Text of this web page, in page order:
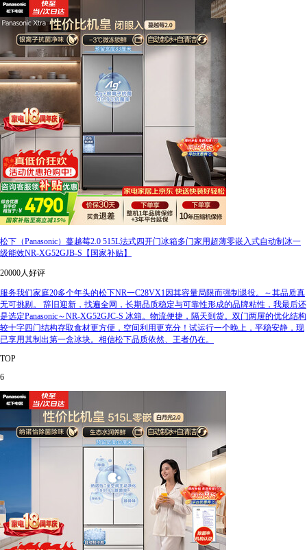
松下（Panasonic）蔓越莓2.0 515L法式四开门冰箱多门家用超薄零嵌入式自动制冰一
级能效NR-XG52GJB-S【国家补贴】
20000人好评
服务我们家庭20多个年头的松下NR一C28VX1因其容量局限而强制退役。～其品质真
无可挑剔。 辞旧迎新，找遍全网，长期品质稳定与可靠性形成的品牌粘性，我最后还
是选定Panasonic～NR-XG52GJC-S 冰箱。物流便捷，隔天到货。双门两屉的优化结构
较十字四门结构存取食材更方便，空间利用更充分！试运行一个晚上，平稳安静，现
已享用其制出第一盒冰块。相信松下品质依然、王者仍在。
TOP
6